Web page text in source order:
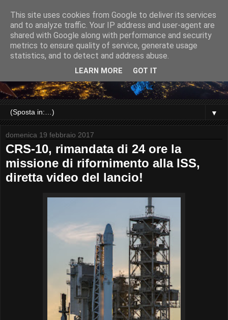
▼
domenica 19 febbraio 2017
CRS-10, rimandata di 24 ore la
missione di rifornimento alla ISS,
diretta video del lancio!
This site uses cookies from Google to deliver its services
and to analyze traffic. Your IP address and user-agent are
shared with Google along with performance and security
metrics to ensure quality of service, generate usage
statistics, and to detect and address abuse.
LEARN MORE GOT IT